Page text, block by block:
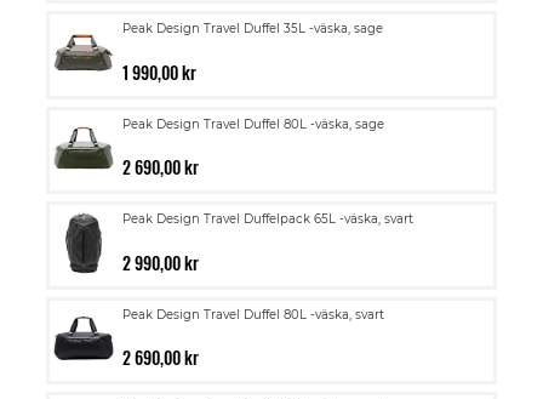
Peak Design Travel Duffel 35L -väska, sage
1 990,00 kr
Peak Design Travel Duffel 80L -väska, sage
2 690,00 kr
Peak Design Travel Duffelpack 65L -väska, svart
2 990,00 kr
Peak Design Travel Duffel 80L -väska, svart
2 690,00 kr